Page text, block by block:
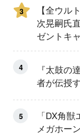
3
【全ウル
次晃嗣氏
ゼントキ
4
『太鼓
者が伝授
5
「DX角
メガホー